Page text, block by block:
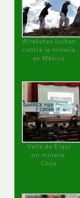
Wirakutas luchan
contra la minería
en México
Valle de Elqui
sin minería.
Chile